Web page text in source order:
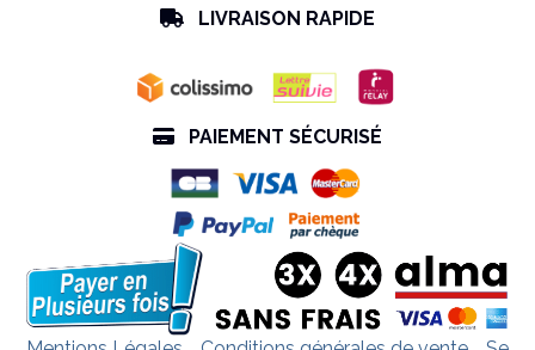
 LIVRAISON RAPIDE
 PAIEMENT SÉCURISÉ